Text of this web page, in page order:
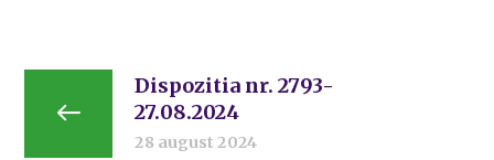
Dispozitia nr. 2793-
27.08.2024
28 august 2024